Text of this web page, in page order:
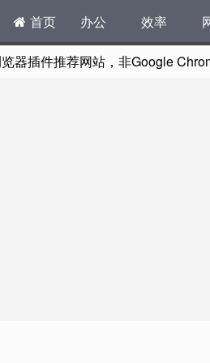
首页 办公 效率
器插件推荐网站，非Google